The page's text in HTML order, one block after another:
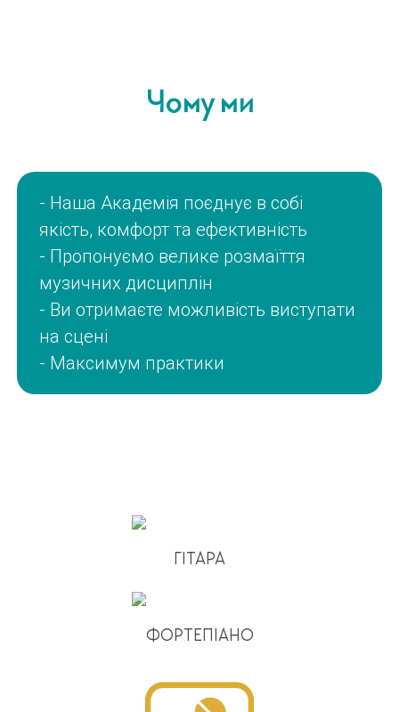
Чому ми
- Наша Академія поєднує в собі
якість, комфорт та ефективність
- Пропонуємо велике розмаїття
музичних дисциплін
- Ви отримаєте можливість виступати
на сцені
- Максимум практики
ГІТАРА
ФОРТЕПІАНО